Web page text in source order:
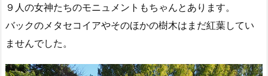
９人の女神たちのモニュメントもちゃんとあります。
バックのメタセコイアやそのほかの樹木はまだ紅葉してい
ませんでした。